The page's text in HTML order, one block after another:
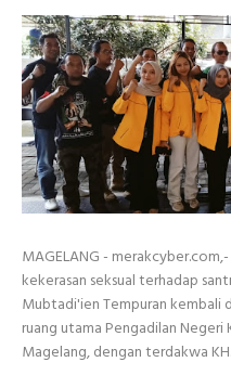
MAGELANG -
kekerasan seksual terhadap
Mubtadi'ien Tempuran kembali
ruang utama Pengadilan
Magelang, dengan terdakwa